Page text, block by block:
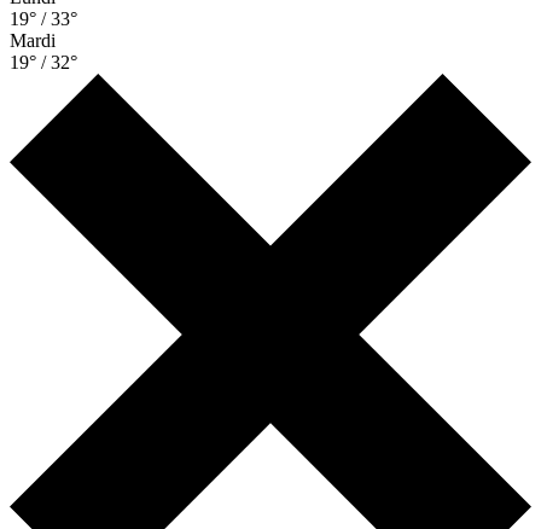
19° / 33°
Mardi
19° / 32°